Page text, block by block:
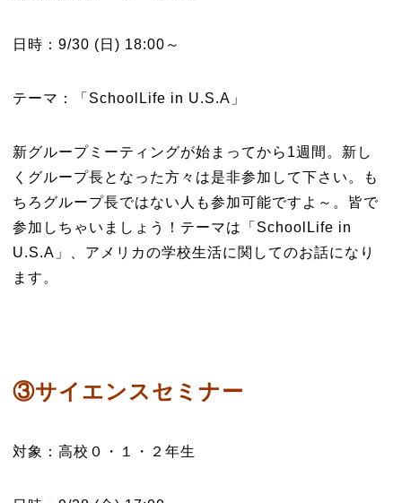
日時：9/30 (日) 18:00～
テーマ：「SchoolLife in U.S.A」
新グループミーティングが始まってから1週間。新し
くグループ長となった方々は是非参加して下さい。も
ちろグループ長ではない人も参加可能ですよ～。皆で
参加しちゃいましょう！テーマは「SchoolLife in
U.S.A」、アメリカの学校生活に関してのお話になり
ます。
③サイエンスセミナー
対象：高校０・１・２年生